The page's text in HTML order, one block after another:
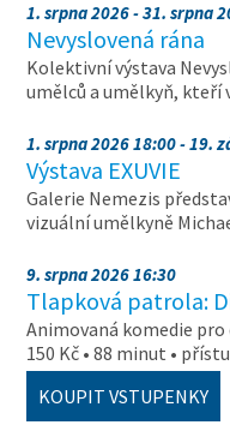
1. srpna 2026 - 31. srpna
Nevyslovená rána
Kolektivní výstava
umělců a umělkyň,
1. srpna 2026 18:00 - 19.
Výstava EXUVIE
Galerie Nemezis
vizuální umělkyně
9. srpna 2026 16:30
Tlapková patrola:
Animovaná komedie pro
150 Kč • 88 minut •
KOUPIT VSTUPENKY